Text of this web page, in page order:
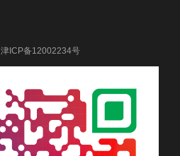
津ICP备12002234号